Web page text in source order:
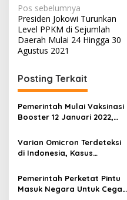
N
a
v
i
g
a
s
i
p
o
s
Pos sebelumnya
Presiden Jokowi Turunkan
Level PPKM di Sejumlah
Daerah Mulai 24 Hingga 30
Agustus 2021
Posting Terkait
Pemerintah Mulai Vaksinasi
Booster 12 Januari 2022,
Kriteria
Varian Omicron Terdeteksi
di Indonesia, Kasus
Kebersihan Wisma Atlet
Pemerintah Perketat Pintu
Masuk Negara Untuk Cegah